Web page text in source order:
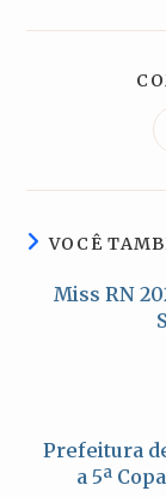
VOCÊ
Miss RN
Prefeitura
a 5ª